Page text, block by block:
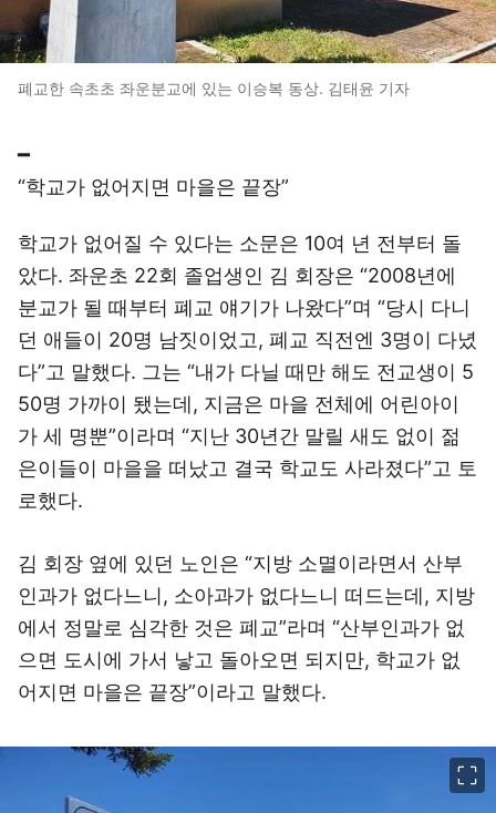
폐교한 속초초 좌운분교에 있는 이승복 동상. 김태윤 기자
━
“학교가 없어지면 마을은 끝장”
학교가 없어질 수 있다는 소문은 10여 년 전부터 돌
았다. 좌운초 22회 졸업생인 김 회장은 “2008년에
분교가 될 때부터 폐교 얘기가 나왔다”며 “당시 다니
던 애들이 20명 남짓이었고, 폐교 직전엔 3명이 다녔
다”고 말했다. 그는 “내가 다닐 때만 해도 전교생이 5
50명 가까이 됐는데, 지금은 마을 전체에 어린아이
가 세 명뿐”이라며 “지난 30년간 말릴 새도 없이 젊
은이들이 마을을 떠났고 결국 학교도 사라졌다”고 토
로했다.
김 회장 옆에 있던 노인은 “지방 소멸이라면서 산부
인과가 없다느니, 소아과가 없다느니 떠드는데, 지방
에서 정말로 심각한 것은 폐교”라며 “산부인과가 없
으면 도시에 가서 낳고 돌아오면 되지만, 학교가 없
어지면 마을은 끝장”이라고 말했다.